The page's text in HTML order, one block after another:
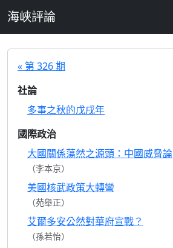
海峽評論
« 第 326 期
社論
多事之秋的戊戌年
國際政治
大國關係蕩然之源頭：中國威脅論
（李本京）
美國核武政策大轉彎
（苑舉正）
艾爾多安公然對華府宣戰？
（孫若怡）